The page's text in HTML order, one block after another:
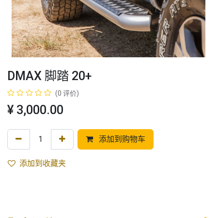
DMAX 脚踏 20+
(0 评价)
¥ 3,000.00
添加到购物车
添加到收藏夹